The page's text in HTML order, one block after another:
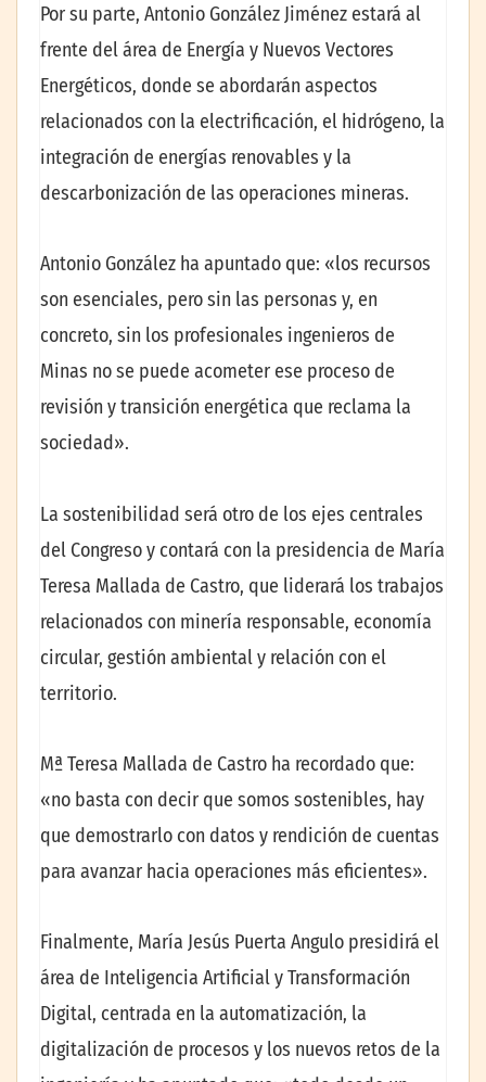
Por su parte, Antonio González Jiménez estará al
frente del área de Energía y Nuevos Vectores
Energéticos, donde se abordarán aspectos
relacionados con la electrificación, el hidrógeno, la
integración de energías renovables y la
descarbonización de las operaciones mineras.
Antonio González ha apuntado que: «los recursos
son esenciales, pero sin las personas y, en
concreto, sin los profesionales ingenieros de
Minas no se puede acometer ese proceso de
revisión y transición energética que reclama la
sociedad».
La sostenibilidad será otro de los ejes centrales
del Congreso y contará con la presidencia de María
Teresa Mallada de Castro, que liderará los trabajos
relacionados con minería responsable, economía
circular, gestión ambiental y relación con el
territorio.
Mª Teresa Mallada de Castro ha recordado que:
«no basta con decir que somos sostenibles, hay
que demostrarlo con datos y rendición de cuentas
para avanzar hacia operaciones más eficientes».
Finalmente, María Jesús Puerta Angulo presidirá el
área de Inteligencia Artificial y Transformación
Digital, centrada en la automatización, la
digitalización de procesos y los nuevos retos de la